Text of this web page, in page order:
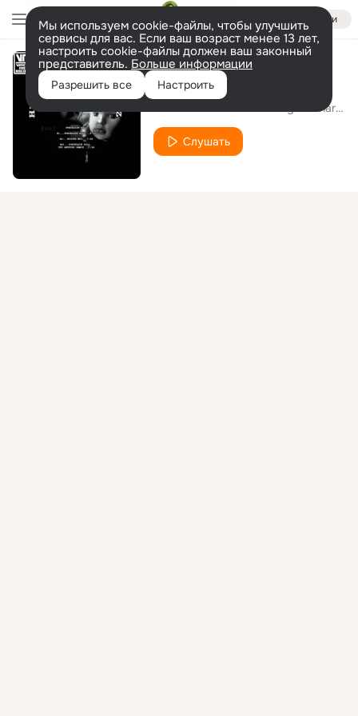
Войти
Мы используем cookie-файлы, чтобы улучшить
сервисы для вас. Если ваш возраст менее 13 лет,
настроить cookie-файлы должен ваш законный
представитель. Больше информации
Разрешить все Настроить
Porcelain Doll
Regina Sharun
Слушать